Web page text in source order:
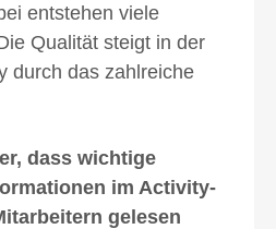
entstehen viele
Qualität steigt in der
durch das zahlreiche
dass wichtige
im Activity-
gelesen